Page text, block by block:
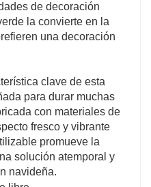
de decoración
la convierte en la
una decoración
clave de esta
para durar muchas
con materiales de
fresco y vibrante
promueve la
solución atemporal y
navideña.